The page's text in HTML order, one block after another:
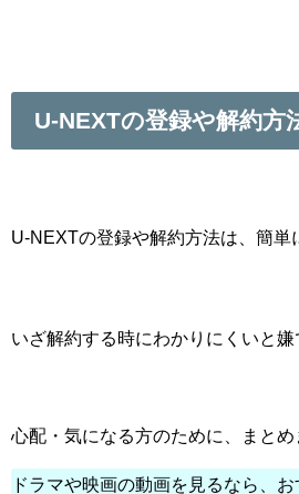
U-NEXTの登録や解約方
U-NEXTの登録や解約方法は、簡単
いざ解約する時にわかりにくいと嫌
心配・気になる方のために、まとめ
ドラマや映画の動画を見るなら、